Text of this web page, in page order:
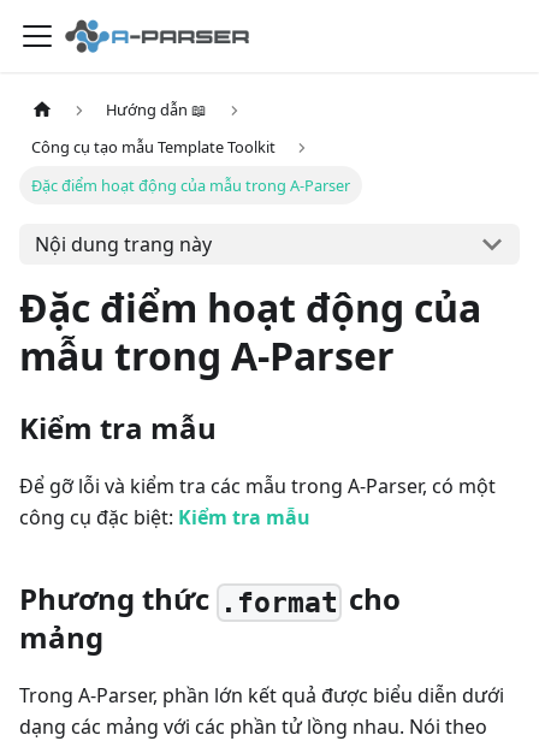
Hướng dẫn 📖
Công cụ tạo mẫu Template Toolkit
Đặc điểm hoạt động của mẫu trong A-Parser
Nội dung trang này
Đặc điểm hoạt động của
mẫu trong A-Parser
Kiểm tra mẫu
Để gỡ lỗi và kiểm tra các mẫu trong A-Parser, có một
công cụ đặc biệt: Kiểm tra mẫu
Phương thức .format cho
mảng
Trong A-Parser, phần lớn kết quả được biểu diễn dưới
dạng các mảng với các phần tử lồng nhau. Nói theo